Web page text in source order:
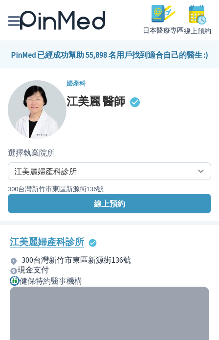
日本醫療專區線上預約
線上預約醫師、院所
醫師專欄專訪
健康主題館
PinMed 已經成功幫助 55,898 名用戶找到適合自己的醫生 :)
婦產科
江美麗醫師
選擇執業院所
300台灣新竹市東區新源街136號
線上預約
江美麗婦產科診所
300台灣新竹市東區新源街136號
現金支付
健保特約醫事機構